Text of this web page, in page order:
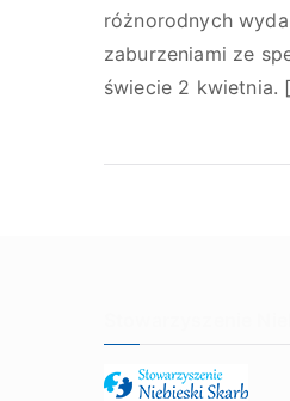
różnorodnych
zaburzeniami ze
świecie 2 kwietnia.